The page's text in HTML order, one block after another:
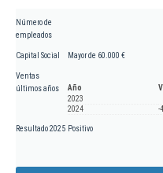
Número de
empleados
Capital Social Mayor de 60.000 €
Ventas
últimos años
Año
2023
2024
-
Resultado 2025 Positivo